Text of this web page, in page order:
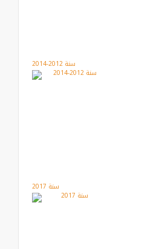
سنة 2012-2014
سنة 2017